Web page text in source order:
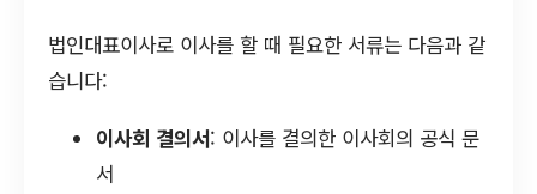
법인대표이사로 이사를 할 때 필요한 서류는 다음과 같
습니다:
이사회 결의서: 이사를 결의한 이사회의 공식 문
서